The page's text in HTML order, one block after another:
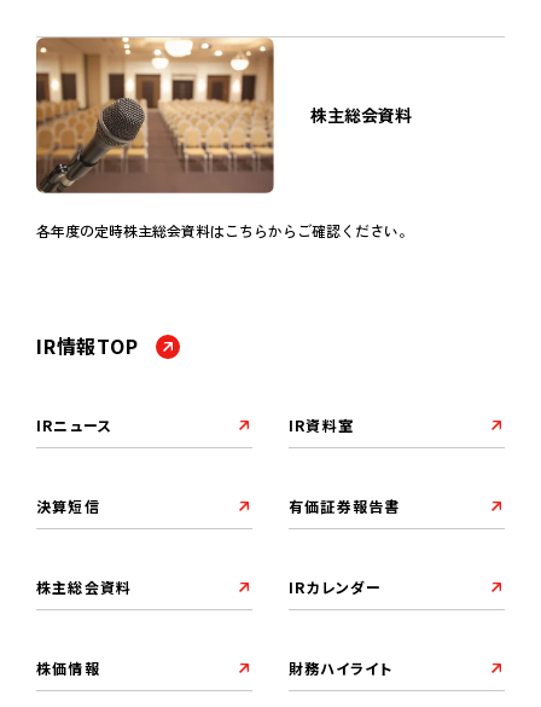
株主総会資料
各年度の定時株主総会資料はこちらからご確認ください。
IR情報TOP
IRニュース IR資料室
決算短信 有価証券報告書
株主総会資料 IRカレンダー
株価情報 財務ハイライト